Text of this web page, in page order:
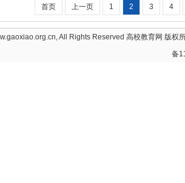
首页 上一页 1 2 3 4
All Rights Reserved 高校教育网 版权
备